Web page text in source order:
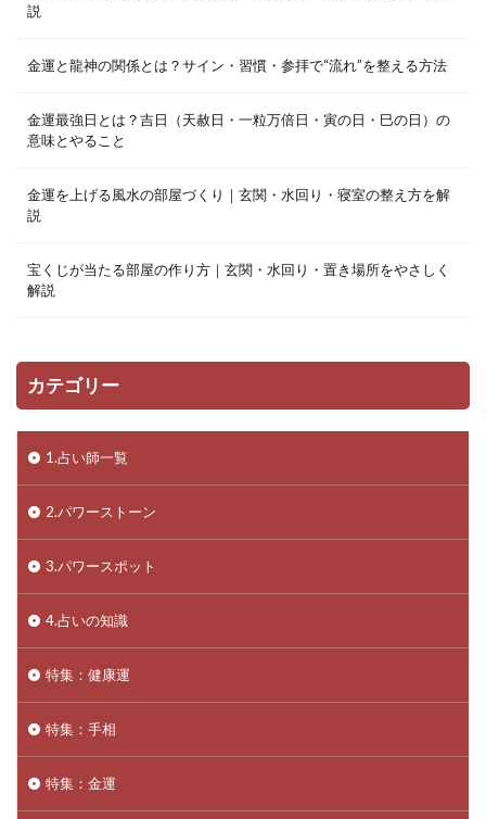
説
金運と龍神の関係とは？サイン・習慣・参拝で“流れ”を整える方法
金運最強日とは？吉日（天赦日・一粒万倍日・寅の日・巳の日）の
意味とやること
金運を上げる風水の部屋づくり｜玄関・水回り・寝室の整え方を解
説
宝くじが当たる部屋の作り方｜玄関・水回り・置き場所をやさしく
解説
カテゴリー
1.占い師一覧
2.パワーストーン
3.パワースポット
4.占いの知識
特集：健康運
特集：手相
特集：金運